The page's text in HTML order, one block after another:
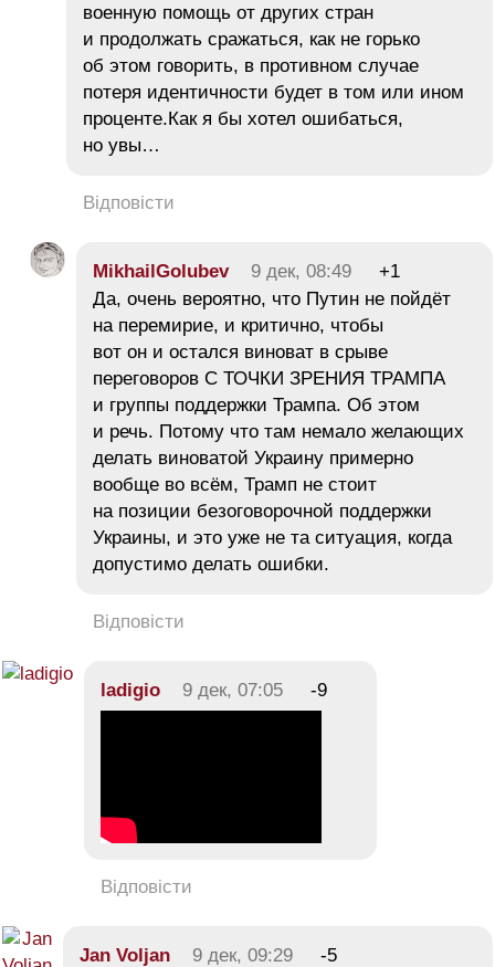
военную помощь от других стран
и продолжать сражаться, как не горько
об этом говорить, в противном случае
потеря идентичности будет в том или ином
проценте.Как я бы хотел ошибаться,
но увы…
Відповісти
MikhailGolubev 9 дек, 08:49
+1
Да, очень вероятно, что Путин не пойдёт
на перемирие, и критично, чтобы
вот он и остался виноват в срыве
переговоров С ТОЧКИ ЗРЕНИЯ ТРАМПА
и группы поддержки Трампа. Об этом
и речь. Потому что там немало желающих
делать виноватой Украину примерно
вообще во всём, Трамп не стоит
на позиции безоговорочной поддержки
Украины, и это уже не та ситуация, когда
допустимо делать ошибки.
Відповісти
ladigio 9 дек, 07:05 -9
Відповісти
Jan Voljan 9 дек, 09:29
-5